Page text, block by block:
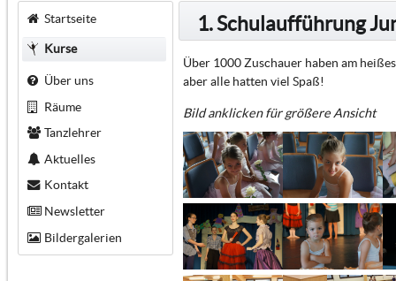
Startseite
Kurse
Über uns
Räume
Tanzlehrer
Aktuelles
Kontakt
Newsletter
Bildergalerien
1. Schulaufführung
Über 1000 Zuschauer haben am
aber alle hatten viel Spaß!
Bild anklicken für größere Ansicht